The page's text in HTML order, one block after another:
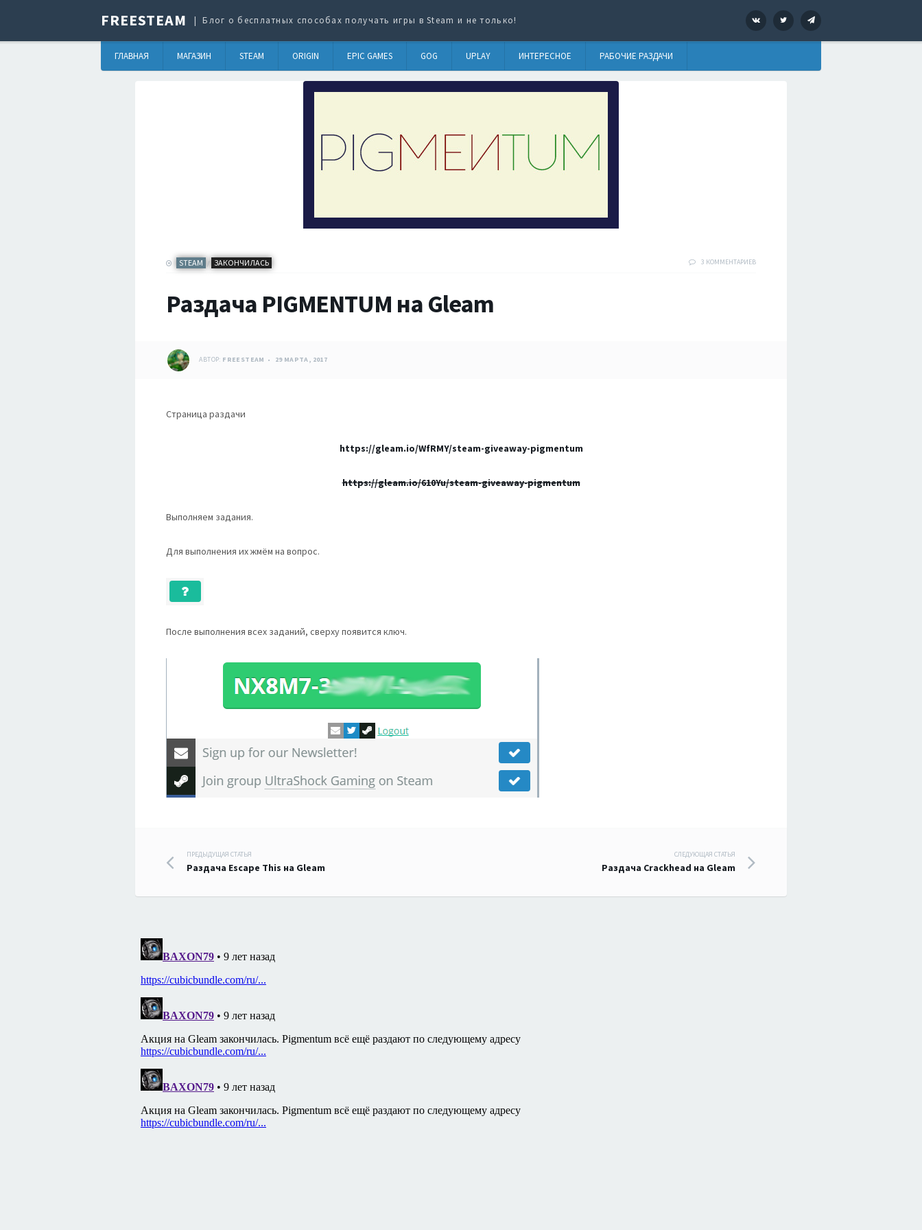
FREESTEAM Блог о бесплатных способах получать игры в Steam и не только! VK Twitter
ГЛАВНАЯ МАГАЗИН STEAM ORIGIN EPIC GAMES GOG UPLAY ИНТЕРЕСНОЕ РАБОЧИЕ РАЗДАЧИ
STEAM / ЗАКОНЧИЛАСЬ 3 КОММЕНТАРИЕВ
Раздача PIGMENTUM на Gleam
АВТОР: FREESTEAM 29 МАРТА, 2017
Страница раздачи
https://gleam.io/WfRMY/steam-giveaway-pigmentum
https://gleam.io/610Yu/steam-giveaway-pigmentum
Выполняем задания.
Для выполнения их жмём на вопрос.
После выполнения всех заданий, сверху появится ключ.
Навигация
по
ПРЕДЫДУЩАЯ СТАТЬЯ
Раздача Escape This на Gleam
СЛЕДУЮЩАЯ СТАТЬЯ
Раздача Crackhead на Gleam